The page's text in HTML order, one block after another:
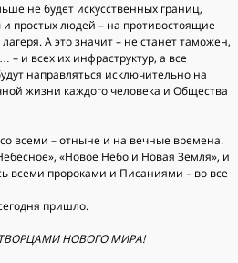
не будет искусственных границ,
простых людей – на противостоящие
А это значит – не станет таможен,
и всех их инфраструктур, а все
направляться исключительно на
жизни каждого человека и Общества
всеми – отныне и на вечные времена.
«Новое Небо и Новая Земля», и
всеми пророками и Писаниями – во все
пришло.
НОВОГО МИРА!